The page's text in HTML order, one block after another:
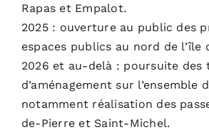
Rapas et Empalot.
2025 : ouverture au public des
espaces publics au nord de l’île
2026 et au-delà : poursuite des
d’aménagement sur l’ensemble
notamment réalisation des
de-Pierre et Saint-Michel.